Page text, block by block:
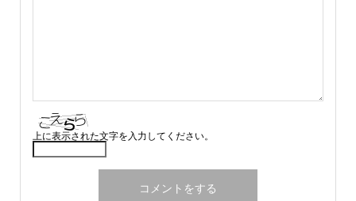
上に表示された文字を入力してください。